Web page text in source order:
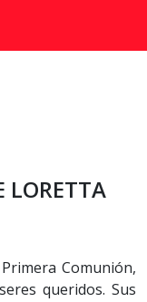
LORETTA
Comunión,
queridos. Sus